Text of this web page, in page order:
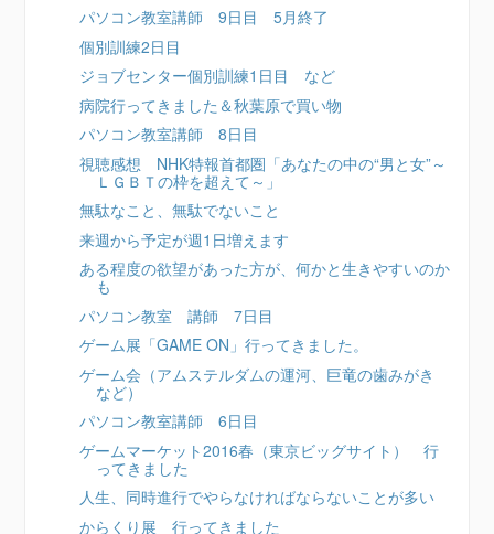
パソコン教室講師 9日目 5月終了
個別訓練2日目
ジョブセンター個別訓練1日目 など
病院行ってきました＆秋葉原で買い物
パソコン教室講師 8日目
視聴感想 NHK特報首都圏「あなたの中の“男と女”～
ＬＧＢＴの枠を超えて～」
無駄なこと、無駄でないこと
来週から予定が週1日増えます
ある程度の欲望があった方が、何かと生きやすいのか
も
パソコン教室 講師 7日目
ゲーム展「GAME ON」行ってきました。
ゲーム会（アムステルダムの運河、巨竜の歯みがき
など）
パソコン教室講師 6日目
ゲームマーケット2016春（東京ビッグサイト） 行
ってきました
人生、同時進行でやらなければならないことが多い
からくり展 行ってきました